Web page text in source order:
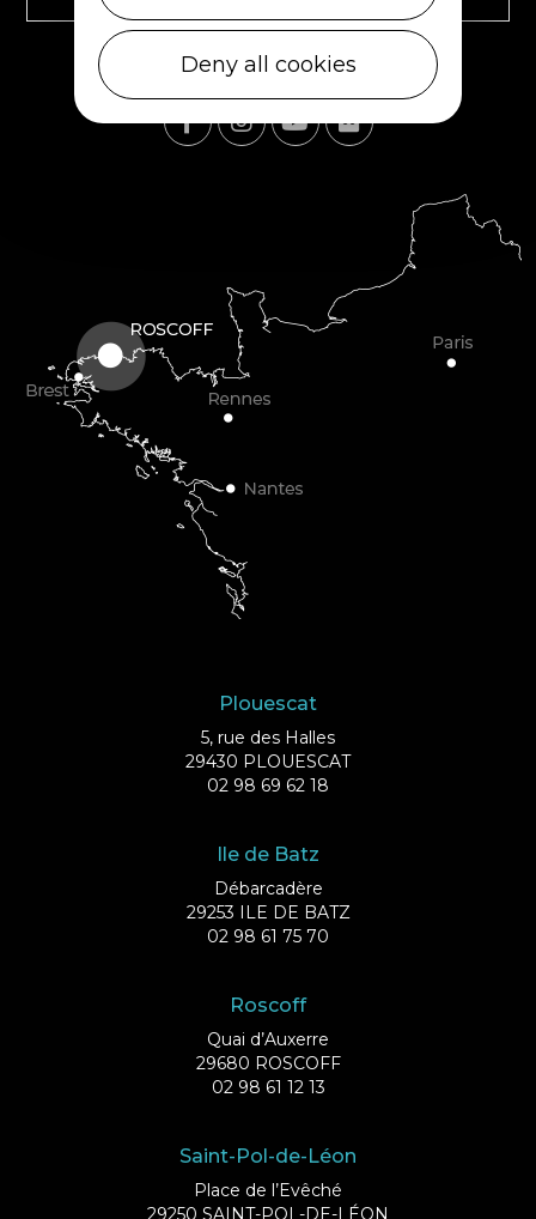
RETROUVEZ-NOUS SUR
Plouescat
5, rue des Halles
29430 PLOUESCAT
02 98 69 62 18
Ile de Batz
Débarcadère
29253 ILE DE BATZ
02 98 61 75 70
Roscoff
Quai d’Auxerre
29680 ROSCOFF
02 98 61 12 13
Saint-Pol-de-Léon
Place de l’Evêché
29250 SAINT-POL-DE-LÉON
Deny all cookies